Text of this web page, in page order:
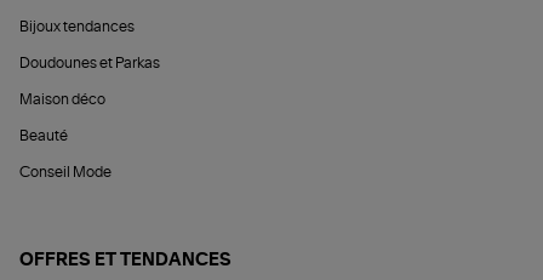
Bijoux tendances
Doudounes et Parkas
Maison déco
Beauté
Conseil Mode
OFFRES ET TENDANCES